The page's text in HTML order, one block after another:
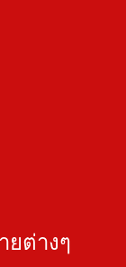
ยต่างๆ